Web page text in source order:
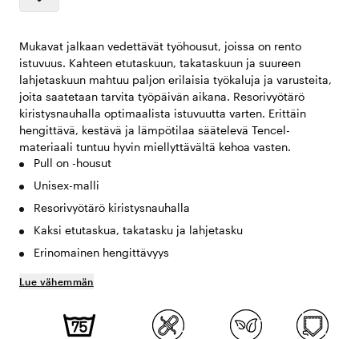
Mukavat jalkaan vedettävät työhousut, joissa on rento
istuvuus. Kahteen etutaskuun, takataskuun ja suureen
lahjetaskuun mahtuu paljon erilaisia työkaluja ja varusteita,
joita saatetaan tarvita työpäivän aikana. Resorivyötärö
kiristysnauhalla optimaalista istuvuutta varten. Erittäin
hengittävä, kestävä ja lämpötilaa säätelevä Tencel-
materiaali tuntuu hyvin miellyttävältä kehoa vasten.
Pull on -housut
Unisex-malli
Resorivyötärö kiristysnauhalla
Kaksi etutaskua, takatasku ja lahjetasku
Erinomainen hengittävyys
Lue vähemmän